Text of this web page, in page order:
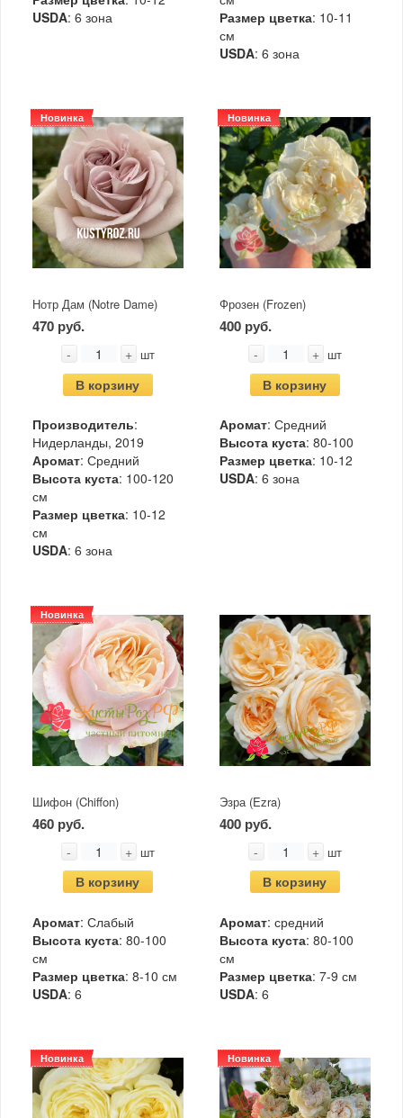
USDA: 6 зона
Размер цветка: 10-11
см
USDA: 6 зона
Новинка
Нотр Дам (Notre Dame)
470 руб.
- + шт
В корзину
Производитель:
Нидерланды, 2019
Аромат: Средний
Высота куста: 100-120
см
Размер цветка: 10-12
см
USDA: 6 зона
Новинка
Фрозен (Frozen)
400 руб.
- + шт
В корзину
Аромат: Средний
Высота куста: 80-100
Размер цветка: 10-12
USDA: 6 зона
Новинка
Шифон (Chiffon)
460 руб.
- + шт
В корзину
Аромат: Слабый
Высота куста: 80-100
см
Размер цветка: 8-10 см
USDA: 6
Эзра (Ezra)
400 руб.
- + шт
В корзину
Аромат: средний
Высота куста: 80-100
см
Размер цветка: 7-9 см
USDA: 6
Новинка Новинка